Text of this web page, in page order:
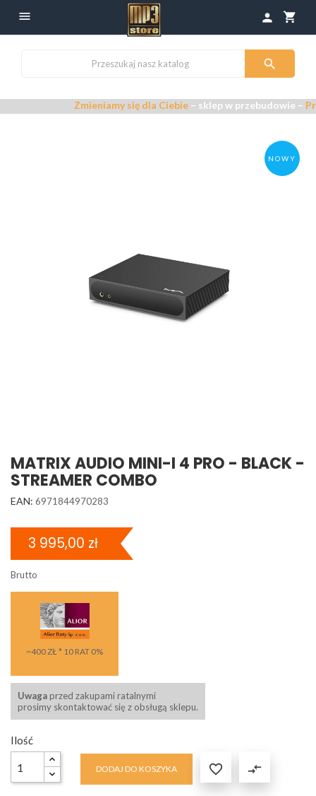
 shopping_cart
person

Zmieniamy się dla Ciebie– sklep w przebudowie –
NOWY
MATRIX AUDIO MINI-I 4 PRO - BLACK -
STREAMER COMBO
EAN: 6971844970283
3 995,00 zł
Brutto
~400 ZŁ * 10 RAT 0%
Uwaga przed zakupami ratalnymi
prosimy skontaktować się z obsługą sklepu.
Ilość
DODAJ DO KOSZYKA  compare_arrows